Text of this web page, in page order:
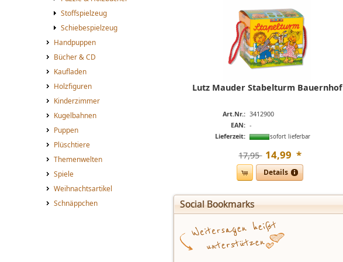
Stoffspielzeug
Schiebespielzeug
Handpuppen
Bücher & CD
Kaufladen
Holzfiguren
Kinderzimmer
Kugelbahnen
Puppen
Plüschtiere
Themenwelten
Spiele
Weihnachtsartikel
Schnäppchen
Lutz Mauder Stabelturm Bauernhof
Art.Nr.: 3412900
EAN: -
Lieferzeit:
sofort lieferbar
17,95  14,99 *
Details
Social Bookmarks